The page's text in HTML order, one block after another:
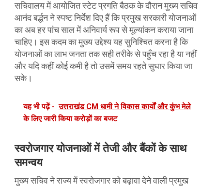
सचिवालय में आयोजित स्टेट प्रगति बैठक के दौरान मुख्य सचिव
आनंद बर्द्धन ने स्पष्ट निर्देश दिए हैं कि प्रमुख सरकारी योजनाओं
का अब हर पांच साल में अनिवार्य रूप से मूल्यांकन कराया जाना
चाहिए। इस कदम का मुख्य उद्देश्य यह सुनिश्चित करना है कि
योजनाओं का लाभ जनता तक सही तरीके से पहुँच रहा है या नहीं
और यदि कहीं कोई कमी है तो उसमें समय रहते सुधार किया जा
सके।
यह भी पढ़ें - उत्तराखंड CM धामी ने विकास कार्यों और कुंभ मेले
के लिए जारी किया करोड़ों का बजट
स्वरोजगार योजनाओं में तेजी और बैंकों के साथ
समन्वय
मुख्य सचिव ने राज्य में स्वरोजगार को बढ़ावा देने वाली प्रमुख